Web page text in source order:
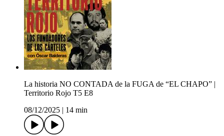
La historia NO CONTADA de la FUGA de “EL CHAPO” |
Territorio Rojo T5 E8
08/12/2025
14 min